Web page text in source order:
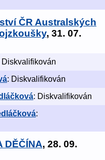
ČR Australských
, 31. 07.
Diskvalifikován
: Diskvalifikován
: Diskvalifikován
:
DĚČÍNA, 28. 09.